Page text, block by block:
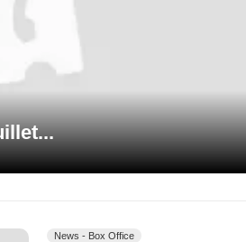
News - Box Office